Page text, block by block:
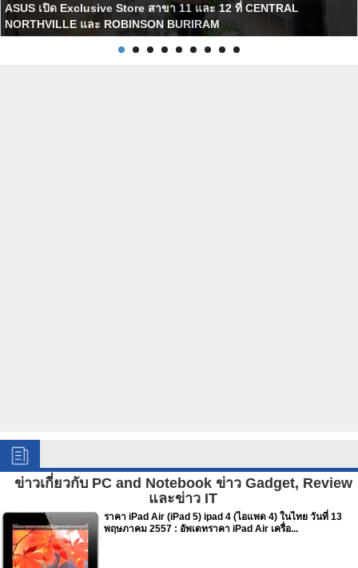
ASUS เปิด Exclusive Store สาขา 11 และ 12 ที่ CENTRAL
NORTHVILLE และ ROBINSON BURIRAM
ข่าวเกี่ยวกับ PC and Notebook ข่าว Gadget, Review
และข่าว IT
ราคา iPad Air (iPad 5) ipad 4 (ไอแพด 4) ในไทย วันที่ 13
พฤษภาคม 2557 : อัพเดทราคา iPad Air เครื่อ...